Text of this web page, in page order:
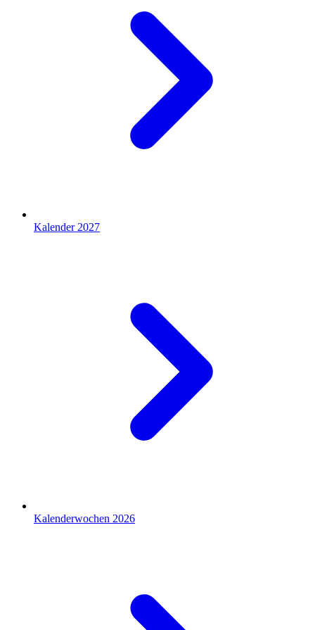
Kalender 2027
Kalenderwochen 2026